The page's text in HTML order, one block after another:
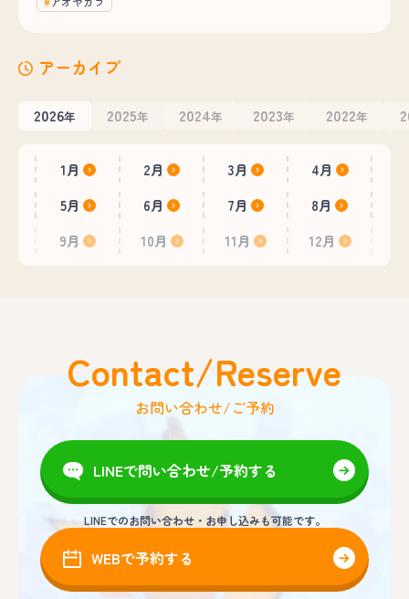
アーカイブ
2026年 2025年 2024年 2023年 2022年
1月 2月 3月
4月
5月
6月 7月
8月
9月
10月 11月 12月
Contact/Reserve
お問い合わせ/ご予約
LINEで問い合わせ/予約する
LINEでのお問い合わせ・お申し込みも可能です。
WEBで予約する